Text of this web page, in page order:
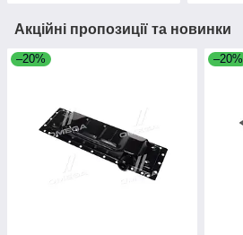
Акційні пропозиції та новинки
–20% –20%